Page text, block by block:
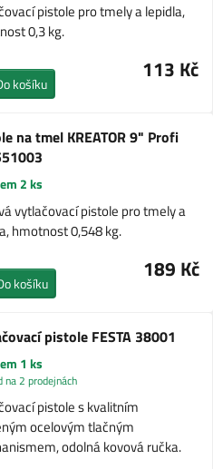
pistole pro tmely a lepidla,
0,3 kg.
113 Kč
košíku
na tmel KREATOR 9" Profi
2 ks
vytlačovací pistole pro tmely a
hmotnost 0,548 kg.
189 Kč
košíku
pistole FESTA 38001
1 ks
na 2 prodejnách
pistole s kvalitním
ocelovým tlačným
odolná kovová ručka.